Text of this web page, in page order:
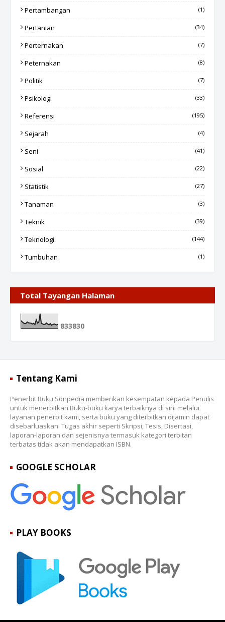
Pertambangan (1)
Pertanian (34)
Perternakan (7)
Peternakan (8)
Politik (7)
Psikologi (33)
Referensi (195)
Sejarah (4)
Seni (41)
Sosial (22)
Statistik (27)
Tanaman (3)
Teknik (39)
Teknologi (144)
Tumbuhan (1)
Total Tayangan Halaman
833830
Tentang Kami
Penerbit Buku Sonpedia memberikan kesempatan kepada Penulis
untuk menerbitkan Buku-buku karya terbaiknya di sini melalui
layanan penerbit kami, serta buku yang diterbitkan dijamin dapat
disebarluaskan. Tugas akhir seperti Skripsi, Tesis, Disertasi,
laporan-laporan dan sejenisnya termasuk kategori terbitan
terbatas tidak akan mendapatkan ISBN.
GOOGLE SCHOLAR
PLAY BOOKS